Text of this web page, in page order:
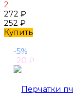
2
272 ₽
252 ₽
Купить
-5%
-20 ₽